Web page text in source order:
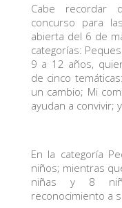
Cabe recordar
concurso para
abierta del 6 de
categorías:
9 a 12 años,
de cinco
un cambio; Mi
ayudan a convivir;
En la categoría
niños; mientras
niñas y 8
reconocimiento a